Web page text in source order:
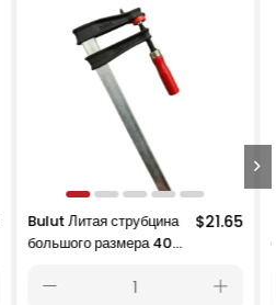
$21.65
Bulut Литая струбцина
большого размера 130